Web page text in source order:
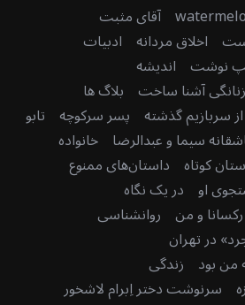
آقای مثبت
اخلاق مردانه ادبیات
نوشت اندیشه
زنانگی آشنا ساخت بلاگ ها
سربازیم گذشته پسر سرکوچه تابو
سیما و عبدالرضا خانواده
کوتاه داستان‌های ممنوع
او در یک نگاه
رکسانا و من روانشناسی
در تهران
من بود زندگی
سرنوشت دختر اِبرام لاشخور